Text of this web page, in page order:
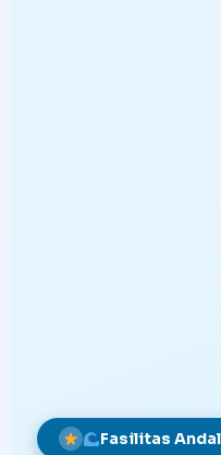
Fasilitas